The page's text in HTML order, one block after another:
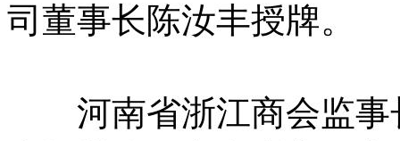
司董事长陈汝丰授牌。
河南省浙江商会监事